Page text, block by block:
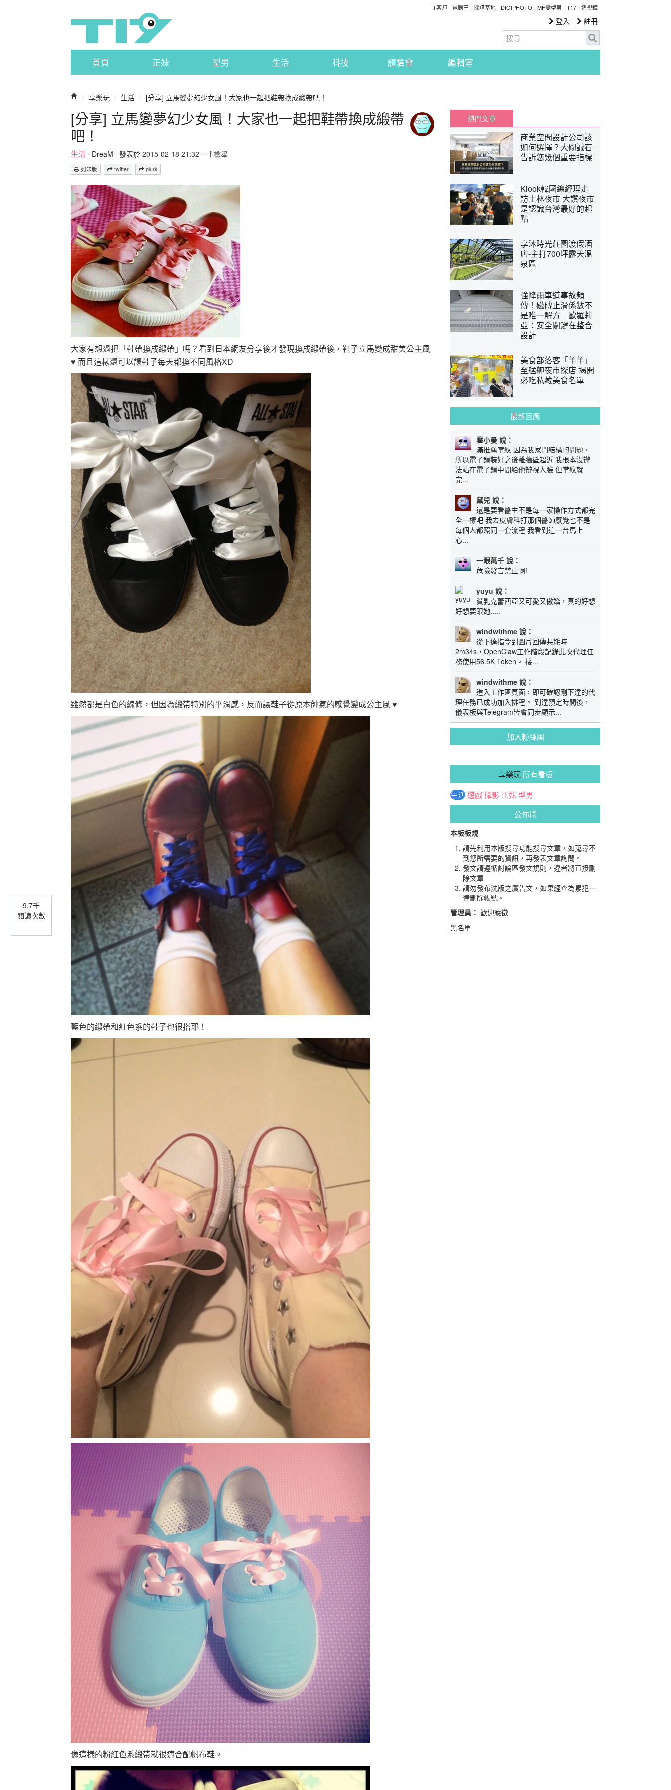
T客邦 電腦王 採購基地 DIGIPHOTO MF變型男 T17 透視鏡
登入 註冊
首頁 正妹 型男 生活 科技 體驗會 編輯室
/ 享樂玩 / 生活 / [分享] 立馬變夢幻少女風！大家也一起把鞋帶換成緞帶吧！
[分享] 立馬變夢幻少女風！大家也一起把鞋帶換成緞帶
吧！
生活 · DreaM · 發表於 2015-02-18 21:32 · · 檢舉
列印版 twitter plurk
9.7千
閱讀次數
大家有想過把「鞋帶換成緞帶」嗎？看到日本網友分享後才發現換成緞帶後，鞋子立馬變成甜美公主風
♥ 而且這樣還可以讓鞋子每天都換不同風格XD
雖然都是白色的線條，但因為緞帶特別的平滑感，反而讓鞋子從原本帥氣的感覺變成公主風 ♥
藍色的緞帶和紅色系的鞋子也很搭耶！
像這樣的粉紅色系緞帶就很適合配帆布鞋。
熱門文章
商業空間設計公司該
如何選擇？大砌誠石
告訴您幾個重要指標
Klook韓國總經理走
訪士林夜市 大讚夜市
是認識台灣最好的起
點
享沐時光莊園渡假酒
店-主打700坪露天溫
泉區
強降雨車道事故頻
傳！磁磚止滑係數不
是唯一解方 歐羅莉
亞：安全關鍵在整合
設計
美食部落客「羊羊」
至艋舺夜市探店 揭開
必吃私藏美食名單
最新回應
霍小曼 說：
滿推薦掌紋 因為我家門結構的問題，
所以電子鎖裝好之後離牆壁超近 我根本沒辦
法站在電子鎖中間給他辨視人臉 但掌紋就
完...
黛兒 說：
還是要看醫生不是每一家操作方式都完
全一樣吧 我去皮膚科打那個醫師感覺也不是
每個人都照同一套流程 我看到這一台馬上
心...
一眼萬千 說：
危險發言禁止啊!
yuyu 說：
貧乳克蕾西亞又可愛又傲嬌，真的好想
好想要跟她.....
windwithme 說：
從下達指令到圖片回傳共耗時
2m34s，OpenClaw工作階段記錄此次代理任
務使用56.5K Token。 接...
windwithme 說：
進入工作區頁面，即可確認剛下達的代
理任務已成功加入排程。 到達預定時間後，
儀表板與Telegram皆會同步顯示...
加入粉絲團
享樂玩所有看板
生活遊戲攝影 正妹 型男
公佈欄
本板板規
請先利用本版搜尋功能搜尋文章，如蒐尋不
到您所需要的資訊，再發表文章詢問。
發文請遵循討論區發文規則，違者將直接刪
除文章
請勿發布洗版之廣告文，如果經查為累犯一
律刪除帳號。
管理員： 歡迎應徵
黑名單